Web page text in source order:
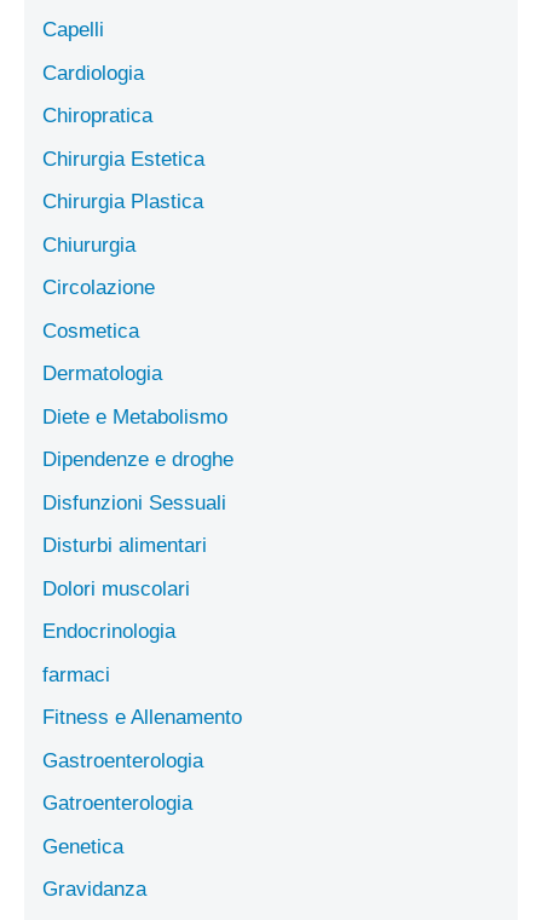
Capelli
Cardiologia
Chiropratica
Chirurgia Estetica
Chirurgia Plastica
Chiururgia
Circolazione
Cosmetica
Dermatologia
Diete e Metabolismo
Dipendenze e droghe
Disfunzioni Sessuali
Disturbi alimentari
Dolori muscolari
Endocrinologia
farmaci
Fitness e Allenamento
Gastroenterologia
Gatroenterologia
Genetica
Gravidanza